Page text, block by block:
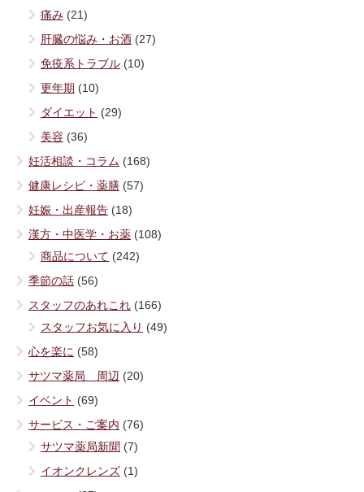
痛み (21)
肝臓の悩み・お酒 (27)
免疫系トラブル (10)
更年期 (10)
ダイエット (29)
美容 (36)
妊活相談・コラム (168)
健康レシピ・薬膳 (57)
妊娠・出産報告 (18)
漢方・中医学・お薬 (108)
商品について (242)
季節の話 (56)
スタッフのあれこれ (166)
スタッフお気に入り (49)
心を楽に (58)
サツマ薬局 周辺 (20)
イベント (69)
サービス・ご案内 (76)
サツマ薬局新聞 (7)
イオンクレンズ (1)